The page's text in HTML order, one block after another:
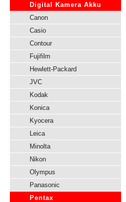
Digital Kamera Akku
Canon
Casio
Contour
Fujifilm
Hewlett-Packard
JVC
Kodak
Konica
Kyocera
Leica
Minolta
Nikon
Olympus
Panasonic
Pentax